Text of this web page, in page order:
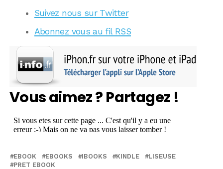
Suivez nous sur Twitter
Abonnez vous au fil RSS
Vous aimez ? Partagez !
EBOOK EBOOKS IBOOKS KINDLE
LISEUSE
PRET EBOOK